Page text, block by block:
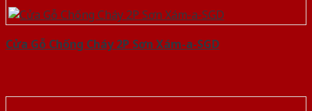
Cửa Gỗ Chống Cháy 2P Sơn Xám-a-SGD